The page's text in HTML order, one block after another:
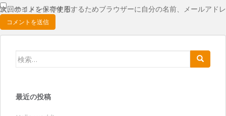
次回のコメントで使用するためブラウザーに自分の名前、メールアドレス、サイトを保存する。
最近の投稿